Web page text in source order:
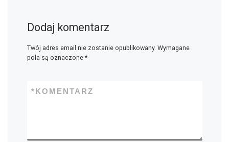
Dodaj komentarz
Twój adres email nie zostanie opublikowany. Wymagane
pola są oznaczone *
KOMENTARZ
*